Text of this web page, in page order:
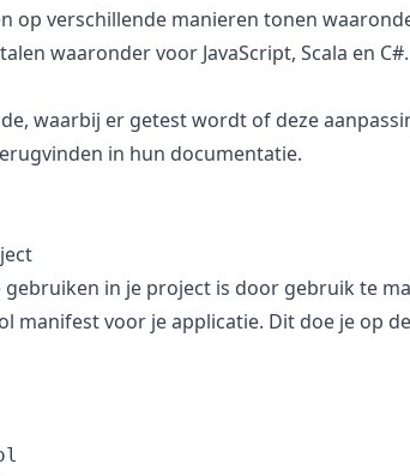
op verschillende manieren tonen
waaronder voor JavaScript, Scala en C#.
waarbij er getest wordt of deze
in hun documentatie.
gebruiken in je project is door gebruik te
manifest voor je applicatie. Dit doe je op